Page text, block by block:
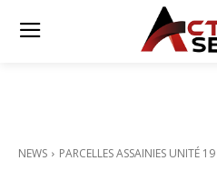
NEWS PARCELLES ASSAINIES UNITÉ